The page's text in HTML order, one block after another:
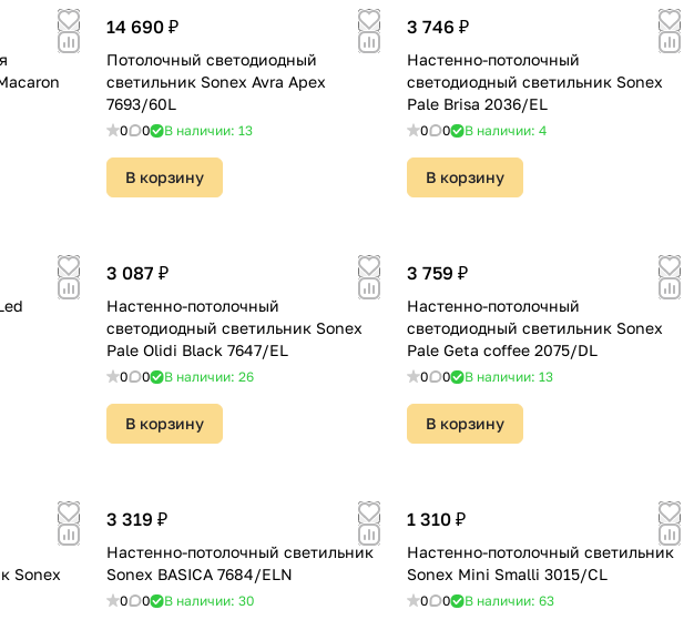
14 690 ₽
Потолочный светодиодный
светильник Sonex Avra Apex
7693/60L
0 0 В наличии: 13
В корзину
3 746 ₽
Настенно-потолочный
светодиодный светильник Sonex
Pale Brisa 2036/EL
0 0 В наличии: 4
В корзину
3 087 ₽
Настенно-потолочный
светодиодный светильник Sonex
Pale Olidi Black 7647/EL
0 0 В наличии: 26
В корзину
3 759 ₽
Настенно-потолочный
светодиодный светильник Sonex
Pale Geta coffee 2075/DL
0 0 В наличии: 13
В корзину
Sonex
3 319 ₽
Настенно-потолочный светильник
Sonex BASICA 7684/ELN
0 0 В наличии: 30
1 310 ₽
Настенно-потолочный светильник
Sonex Mini Smalli 3015/CL
0 0 В наличии: 63